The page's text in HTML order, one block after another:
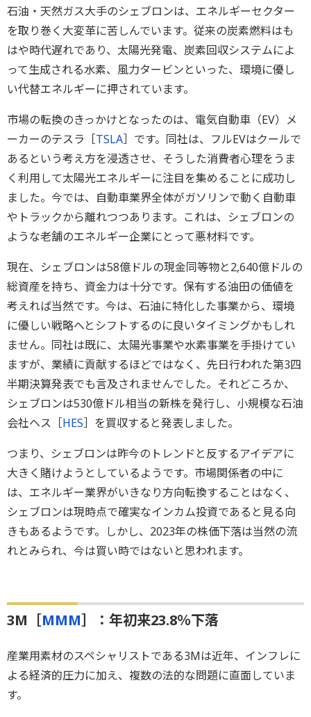
石油・天然ガス大手のシェブロンは、エネルギーセクター
を取り巻く大変革に苦しんでいます。従来の炭素燃料はも
はや時代遅れであり、太陽光発電、炭素回収システムによ
って生成される水素、風力タービンといった、環境に優し
い代替エネルギーに押されています。
市場の転換のきっかけとなったのは、電気自動車（EV）メ
ーカーのテスラ［TSLA］です。同社は、フルEVはクールで
あるという考え方を浸透させ、そうした消費者心理をうま
く利用して太陽光エネルギーに注目を集めることに成功し
ました。今では、自動車業界全体がガソリンで動く自動車
やトラックから離れつつあります。これは、シェブロンの
ような老舗のエネルギー企業にとって悪材料です。
現在、シェブロンは58億ドルの現金同等物と2,640億ドルの
総資産を持ち、資金力は十分です。保有する油田の価値を
考えれば当然です。今は、石油に特化した事業から、環境
に優しい戦略へとシフトするのに良いタイミングかもしれ
ません。同社は既に、太陽光事業や水素事業を手掛けてい
ますが、業績に貢献するほどではなく、先日行われた第3四
半期決算発表でも言及されませんでした。それどころか、
シェブロンは530億ドル相当の新株を発行し、小規模な石油
会社ヘス［HES］を買収すると発表しました。
つまり、シェブロンは昨今のトレンドと反するアイデアに
大きく賭けようとしているようです。市場関係者の中に
は、エネルギー業界がいきなり方向転換することはなく、
シェブロンは現時点で確実なインカム投資であると見る向
きもあるようです。しかし、2023年の株価下落は当然の流
れとみられ、今は買い時ではないと思われます。
3M［MMM］：年初来23.8％下落
産業用素材のスペシャリストである3Mは近年、インフレに
よる経済的圧力に加え、複数の法的な問題に直面していま
す。